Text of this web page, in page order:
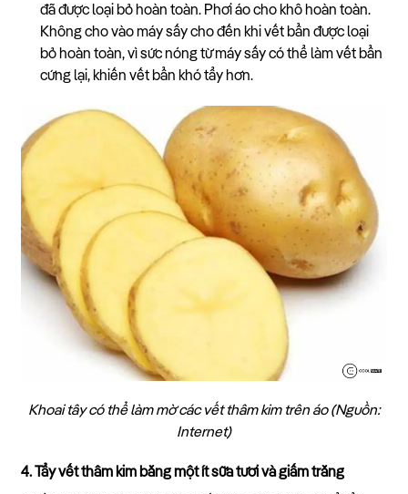
đã được loại bỏ hoàn toàn. Phơi áo cho khô hoàn toàn.
Không cho vào máy sấy cho đến khi vết bẩn được loại
bỏ hoàn toàn, vì sức nóng từ máy sấy có thể làm vết bẩn
cứng lại, khiến vết bẩn khó tẩy hơn.
Khoai tây có thể làm mờ các vết thâm kim trên áo (Nguồn:
Internet)
4. Tẩy vết thâm kim bằng một ít sữa tươi và giấm trắng